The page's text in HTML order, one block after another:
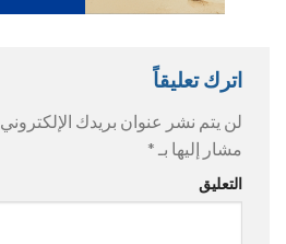
اترك تعليقاً
لن يتم نشر عنوان بريدك الإلكتروني.
مشار إليها بـ *
التعليق